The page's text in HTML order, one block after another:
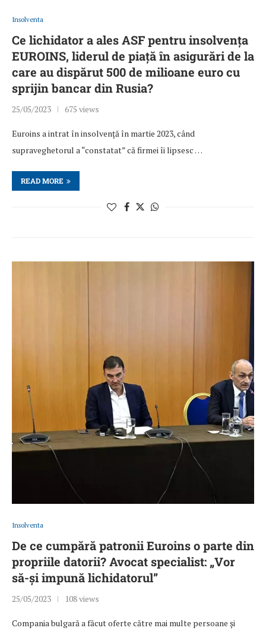
Insolventa
Ce lichidator a ales ASF pentru insolvența
EUROINS, liderul de piață în asigurări de la
care au dispărut 500 de milioane euro cu
sprijin bancar din Rusia?
25/05/2023 675 views
Euroins a intrat în insolvență în martie 2023, când
supraveghetorul a “constatat” că firmei îi lipsesc …
READ MORE
Insolventa
De ce cumpără patronii Euroins o parte din
propriile datorii? Avocat specialist: „Vor
să-și impună lichidatorul”
25/05/2023 108 views
Compania bulgară a făcut oferte către mai multe persoane și